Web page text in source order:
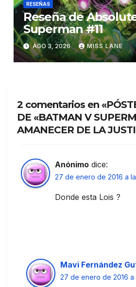
RESEÑAS
Reseña de
Superman #11
AGO 3, 2026 MISS LANE
2 comentarios en
DE «BATMAN V
AMANECER DE LA
Anónimo dice:
27 de enero de 2016 a
Donde esta Lois ?
Mavi Fernández
27 de enero de 2016 a